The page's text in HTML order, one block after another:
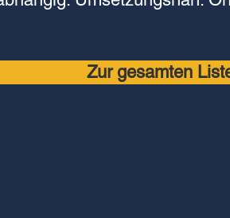
Zur gesamten